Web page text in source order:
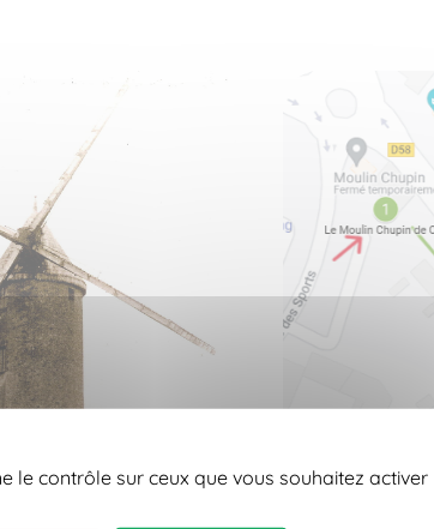
le contrôle sur ceux que vous souhaitez activer